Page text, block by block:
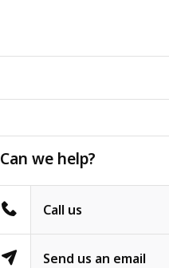
Can we help?
Call us
Send us an email